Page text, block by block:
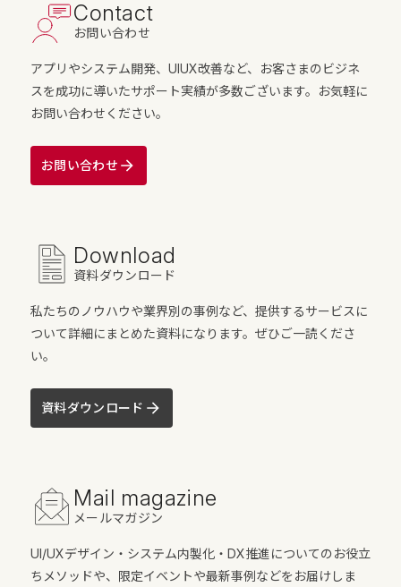
Contact
お問い合わせ
アプリやシステム開発、UIUX改善など、お客さまのビジネ
スを成功に導いたサポート実績が多数ございます。お気軽に
お問い合わせください。
お問い合わせ
Download
資料ダウンロード
私たちのノウハウや業界別の事例など、提供するサービスに
ついて詳細にまとめた資料になります。ぜひご一読くださ
い。
資料ダウンロード
Mail magazine
メールマガジン
UI/UXデザイン・システム内製化・DX推進についてのお役立
ちメソッドや、限定イベントや最新事例などをお届けしま